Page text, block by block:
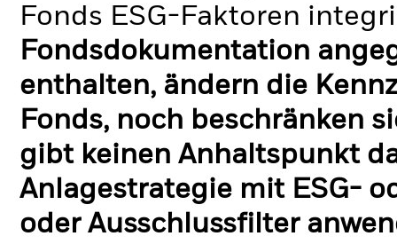
Fonds ESG-Faktoren
Fondsdokumentation
enthalten, ändern die
Fonds, noch beschränken
gibt keinen Anhaltspunkt
Anlagestrategie mit ESG-
oder Ausschlussfilter